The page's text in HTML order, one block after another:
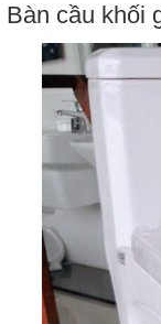
Bàn cầu khối